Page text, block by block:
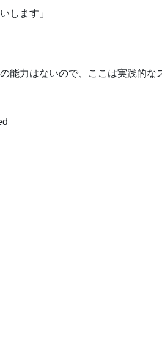
します」
能力はないので、ここは実践的